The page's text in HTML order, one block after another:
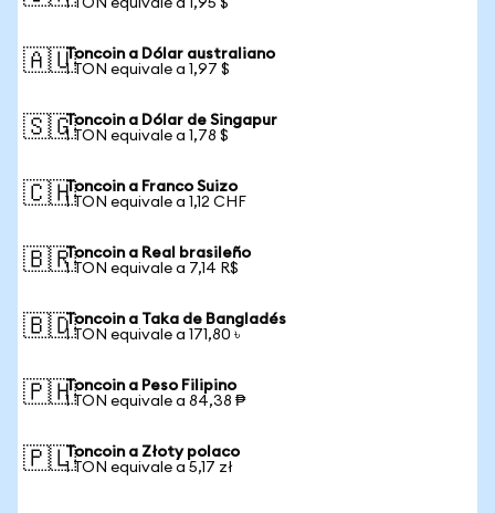
1 TON equivale a 1,95 $
🇦🇺Toncoin a Dólar australiano
1 TON equivale a 1,97 $
🇸🇬Toncoin a Dólar de Singapur
1 TON equivale a 1,78 $
🇨🇭Toncoin a Franco Suizo
1 TON equivale a 1,12 CHF
🇧🇷Toncoin a Real brasileño
1 TON equivale a 7,14 R$
🇧🇩Toncoin a Taka de Bangladés
1 TON equivale a 171,80 ৳
🇵🇭Toncoin a Peso Filipino
1 TON equivale a 84,38 ₱
🇵🇱Toncoin a Złoty polaco
1 TON equivale a 5,17 zł